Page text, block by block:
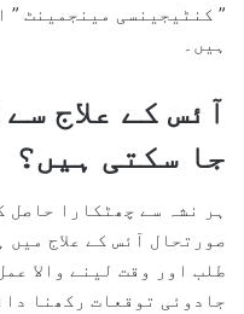
” کنٹیجینسی مینجمینٹ ”
ہیں۔
آئس کے علاج
جا سکتی ہیں؟
ہر نشہ سے چھٹکارا حاصل
صورتحال آئس کے علاج میں
طلب اور وقت لینے والا
جادوئی توقعات رکھنا